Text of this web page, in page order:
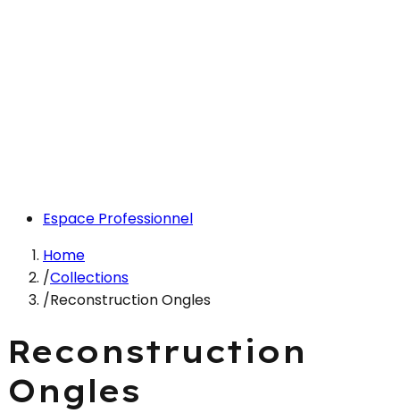
Espace Professionnel
Home
/Collections
/Reconstruction Ongles
Reconstruction
Ongles